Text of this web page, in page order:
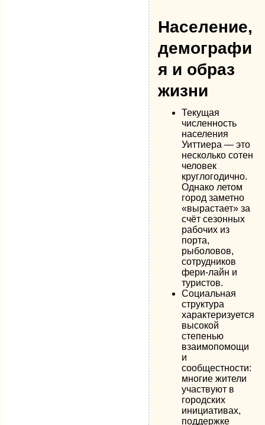
Население,
демографи
я и образ
жизни
Текущая
численность
населения
Уиттиера — это
несколько сотен
человек
круглогодично.
Однако летом
город заметно
«вырастает» за
счёт сезонных
рабочих из
порта,
рыболовов,
сотрудников
фери-лайн и
туристов.
Социальная
структура
характеризуется
высокой
степенью
взаимопомощи
и
сообщестности:
многие жители
участвуют в
городских
инициативах,
поддержке